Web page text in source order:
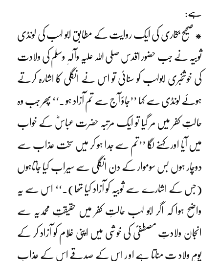
ہے:
* صحیح بخاری کی ایک روایت کے مطابق ابو لہب کی لونڈی
ثوبیہ نے جب حضور اقدس صلی اللہ علیہ وآلہٖ وسلم کی ولادت
کی خوشخبری ابولہب کو سنائی تو اس نے انگلی کا اشارہ کرتے
ہوئے لونڈی سے کہا ’’جاؤ آج سے تم آزاد ہو۔‘‘ پھر جب وہ
حالتِ کفر میں مر گیا تو ایک مرتبہ حضرت عباسؓ کے خواب
میں آیا اور کہنے لگا ’’تم سے جدا ہو کر میں سخت عذاب سے
دوچار ہوں بس سوموار کے دن انگلی سے سیراب کیا جاتاہوں
(جس کے اشارے سے ثوبیہ کو آزاد کیا تھا)۔‘‘ اس سے یہ
واضح ہوا کہ اگر ابو لہب حالتِ کفر میں حقیقتِ محمدیہ سے
انجان ولادتِ مصطفیؐ کی خوشی میں اپنی غلام کو آزاد کر کے
یومِ ولاد ت مناتا ہے او ر اس کے صدقے اس کے عذاب